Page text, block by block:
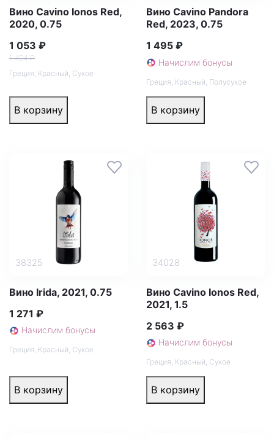
Вино Cavino Ionos Red,
2020, 0.75
1 053 ₽
1 404 ₽
Греция Красный Сухое
В корзину
Вино Cavino Pandora
Red, 2023, 0.75
1 495 ₽
Начислим бонусы
Греция Красный Полусухое
В корзину
38325
Вино Irida, 2021, 0.75
1 271 ₽
Начислим бонусы
Греция Красный Сухое
В корзину
34028
Вино Cavino Ionos Red,
2021, 1.5
2 563 ₽
Начислим бонусы
Греция Красный Сухое
В корзину